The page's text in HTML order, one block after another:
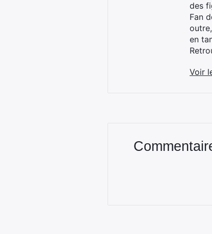
des
Fan
en
Voir